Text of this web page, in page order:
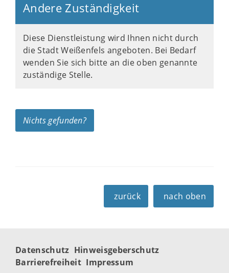
Andere Zuständigkeit
Diese Dienstleistung wird Ihnen nicht durch
die Stadt Weißenfels angeboten. Bei Bedarf
wenden Sie sich bitte an die oben genannte
zuständige Stelle.
Nichts gefunden?
zurück nach oben
Datenschutz Hinweisgeberschutz
Barrierefreiheit Impressum